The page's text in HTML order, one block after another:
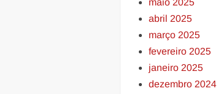
abril 2025
março 2025
fevereiro 2025
janeiro 2025
dezembro 2024